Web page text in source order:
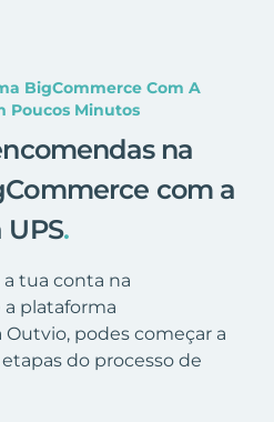
BigCommerce Com A
Poucos Minutos
na
com a
.
tua conta na
a plataforma
podes começar a
do processo de